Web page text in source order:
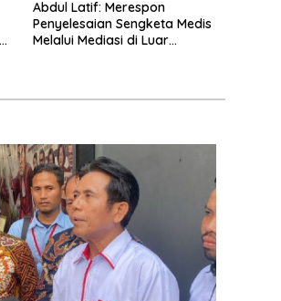
Abdul Latif: Merespon
Penyelesaian Sengketa Medis
Melalui Mediasi di Luar